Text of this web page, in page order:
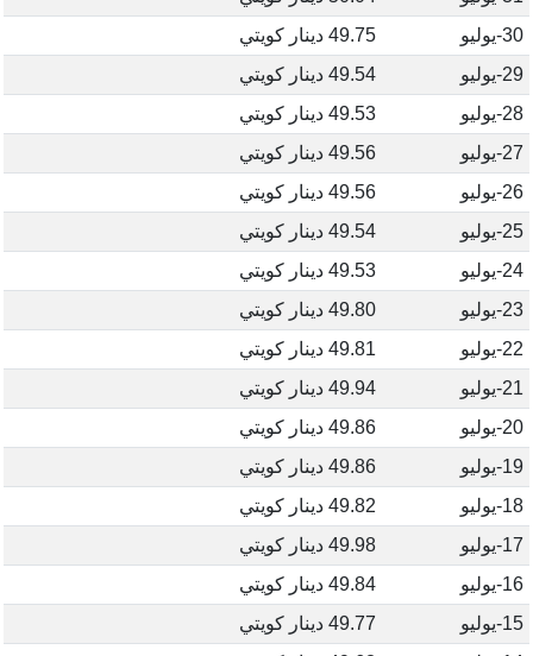
30-يوليو
49.75 دينار كويتي
29-يوليو
49.54 دينار كويتي
28-يوليو
49.53 دينار كويتي
27-يوليو
49.56 دينار كويتي
26-يوليو
49.56 دينار كويتي
25-يوليو
49.54 دينار كويتي
24-يوليو
49.53 دينار كويتي
23-يوليو
49.80 دينار كويتي
22-يوليو
49.81 دينار كويتي
21-يوليو
49.94 دينار كويتي
20-يوليو
49.86 دينار كويتي
19-يوليو
49.86 دينار كويتي
18-يوليو
49.82 دينار كويتي
17-يوليو
49.98 دينار كويتي
16-يوليو
49.84 دينار كويتي
15-يوليو
49.77 دينار كويتي